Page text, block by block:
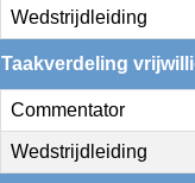
Wedstrijdleiding
Taakverdeling
Commentator
Wedstrijdleiding